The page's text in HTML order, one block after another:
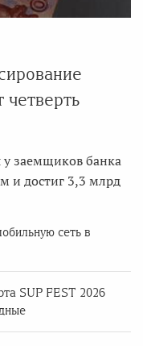
четверть
заемщиков банка
и достиг 3,3 млрд
сеть в
SUP FEST 2026